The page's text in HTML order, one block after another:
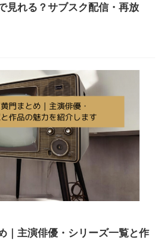
見れる？サブスク配信・再放
｜主演俳優・シリーズ一覧と作